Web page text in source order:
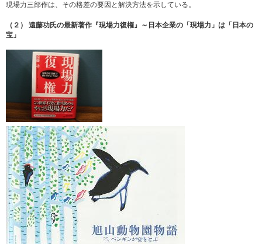
現場力三部作は、その格差の要因と解決方法を示している。
（２） 遠藤功氏の最新著作『現場力復権』～日本企業の「現場力」は「日本の
宝」